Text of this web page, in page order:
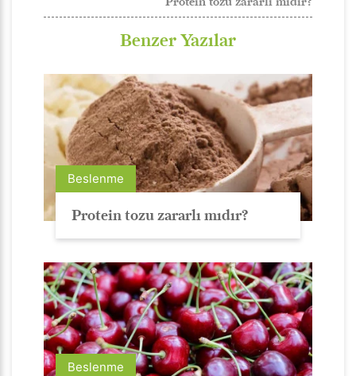
Benzer Yazılar
Beslenme
Protein tozu zararlı mıdır?
Beslenme